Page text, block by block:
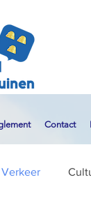
Contact
Verkeer